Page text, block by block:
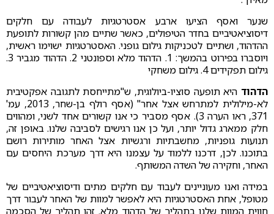
שנער ואסף הציעו ארבע אסטרטגיות לעבודה עם חלקים
דיסוציאטיביים בחדר הטיפולים, כאשר שתיים מהן קשורות לתופעת
ההדהוד, ושתיים לטכניקות גילום גופני. האסטרטגיות ישוימו ראשית,
ויוסברו בפירוט בהמשך: 1. הדהוד מלא וספונטני 2. הדהוד מגביר 3.
גילום תפקידים 4. גילום משחקי
הדהוד היא תופעה סוציו-ביולוגית, ש"מתייחסת לתגובה אפקטיבית
לא-מילולית למתרחש אצל אחר" (אסף רולף בן-שחר, 2013, עמ'
371, ראו הערה 3). אסף מסביר כי אנו קשורים אחד לשני, ומהווים
חלק ממארג גדול יותר, ועל כן אנו רגישים לסביבה שלנו. באופן זה,
תנועות גופניות, מחשבתיות ורגשיות אצל האחר מותירות רושם
בתוכנו. לכן, דרכנו ללמוד על עצמנו היא דרך מערכת היחסים עם
האחר, וחקירה של השדה המשותף.
במידה ואנו מעוניינים לעבוד עם חלקים מתים ודיסוציאטיביים של
מטופל, אחת האסטרטגיות היא לאפשר למוות של האחר לעבור דרך
חווית המוות שלנו בתהליך של הדהוד מלא. זהו תהליך של הסכמה